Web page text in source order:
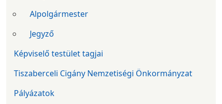
Alpolgármester
Jegyző
Képviselő testület tagjai
Tiszaberceli Cigány Nemzetiségi Önkormányzat
Pályázatok